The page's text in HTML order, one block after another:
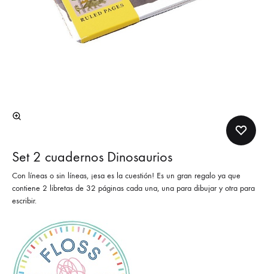
Set 2 cuadernos Dinosaurios
Con líneas o sin líneas, ¡esa es la cuestión! Es un gran regalo ya que
contiene 2 libretas de 32 páginas cada una, una para dibujar y otra para
escribir.